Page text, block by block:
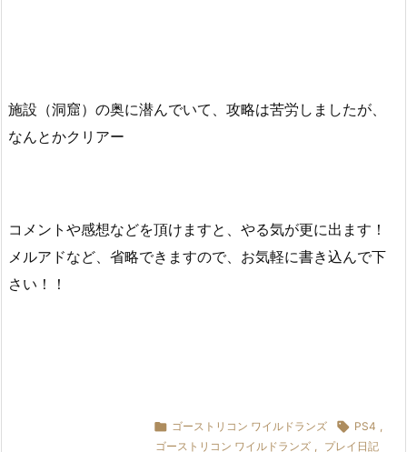
施設（洞窟）の奥に潜んでいて、攻略は苦労しましたが、
なんとかクリアー
コメントや感想などを頂けますと、やる気が更に出ます！
メルアドなど、省略できますので、お気軽に書き込んで下
さい！！
 ゴーストリコン ワイルドランズ  PS4 ,
ゴーストリコン ワイルドランズ , プレイ日記